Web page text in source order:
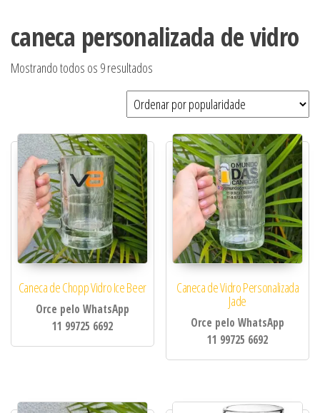
caneca personalizada de vidro
Mostrando todos os 9 resultados
Caneca de Chopp Vidro Ice Beer
Orce pelo WhatsApp
11 99725 6692
Caneca de Vidro Personalizada
Jade
Orce pelo WhatsApp
11 99725 6692